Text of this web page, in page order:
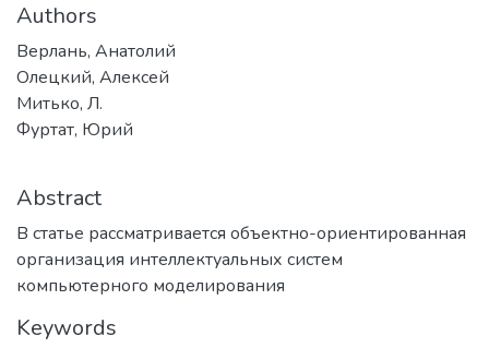
Authors
Верлань, Анатолий
Олецкий, Алексей
Митько, Л.
Фуртат, Юрий
Abstract
В статье рассматривается объектно-ориентированная
организация интеллектуальных систем
компьютерного моделирования
Keywords